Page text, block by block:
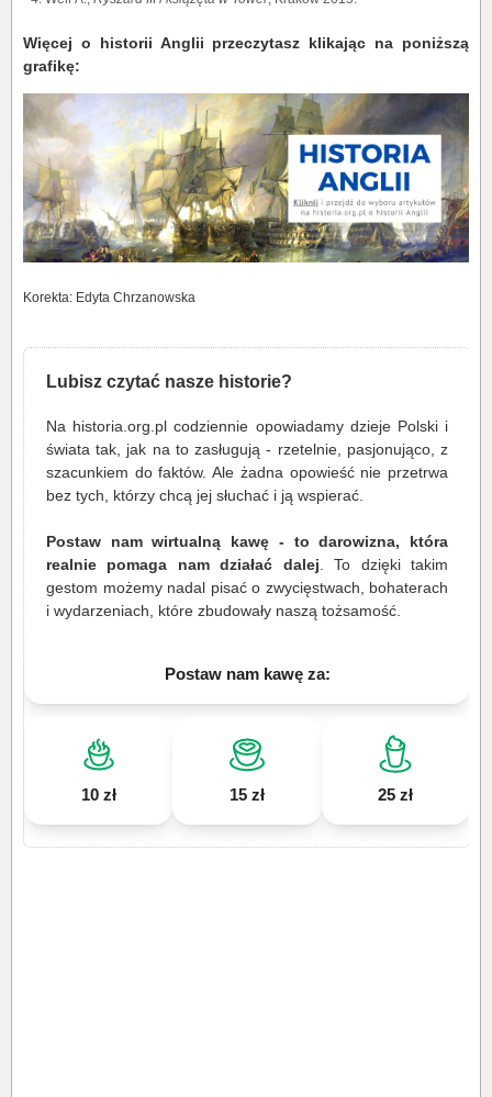
Więcej o historii Anglii przeczytasz klikając na poniższą
grafikę:
Korekta: Edyta Chrzanowska
Lubisz czytać nasze historie?
Na historia.org.pl codziennie opowiadamy dzieje Polski i
świata tak, jak na to zasługują - rzetelnie, pasjonująco, z
szacunkiem do faktów. Ale żadna opowieść nie przetrwa
bez tych, którzy chcą jej słuchać i ją wspierać.
Postaw nam wirtualną kawę - to darowizna, która
realnie pomaga nam działać dalej. To dzięki takim
gestom możemy nadal pisać o zwycięstwach, bohaterach
i wydarzeniach, które zbudowały naszą tożsamość.
Postaw nam kawę za:
10 zł 15 zł 25 zł